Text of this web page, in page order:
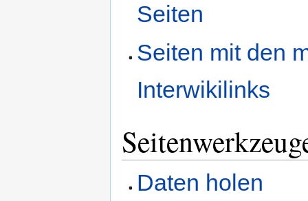
Seiten
Seiten mit den
Interwikilinks
Daten holen